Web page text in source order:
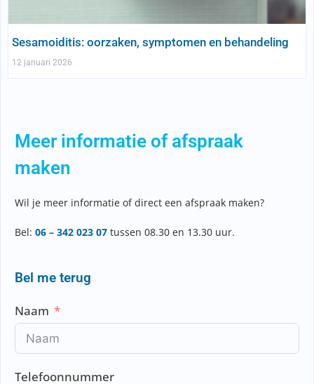
Sesamoiditis: oorzaken, symptomen en behandeling
12 januari 2026
Meer informatie of afspraak
maken
Wil je meer informatie of direct een afspraak maken?
Bel: 06 – 342 023 07 tussen 08.30 en 13.30 uur.
Bel me terug
Naam
Telefoonnummer